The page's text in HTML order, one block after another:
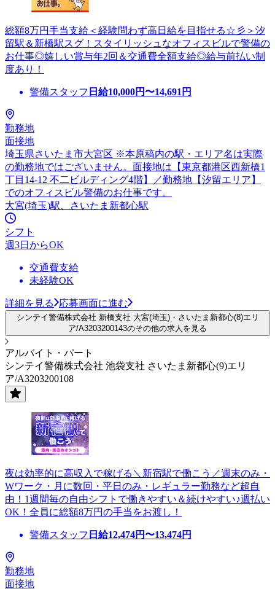
総額8万円手当支給＜経験問わず高日給を目指せる☆彡＞汐
留駅＆新橋駅スグ！スタイリッシュなオフィスビルで警備の
お仕事◎嬉しい賞与年2回＆交通費全額支給◎給与前払い制
度あり！
警備スタッフ 日給10,000円〜14,691 円
勤務地
面接地
埼玉県さいたま市大宮区 ※本原稿内の駅・エリア名は実際
の勤務地ではございません。面接地は【東京都港区西新橋1
丁目14-12 不二ビルディング4階】／勤務地【汐留エリア】
でのオフィスビル警備のお仕事です。
大宮(埼玉)駅、さいたま新都心駅
シフト
週3日からOK
交通費支給
未経験OK
詳細を見る 応募画面に進む
シンテイ警備株式会社 新橋支社 大宮(埼玉)・さいたま新都心(8)エリ
ア/A3203200143のその他の求人を見る
アルバイト・パート
シンテイ警備株式会社 池袋支社 さいたま新都心(9)エリ
ア/A3203200108
夜は効率的に高収入で稼げる＼新宿駅で働こう／週末のみ・
Wワーク・月に数回・平日のみ・レギュラー勤務など超自
由！1週間毎の自由シフトで働きやすい＆続けやすい♪週払い
OK！全員に総額8万円の手当をお渡し！
警備スタッフ 日給12,474円〜13,474円
勤務地
面接地